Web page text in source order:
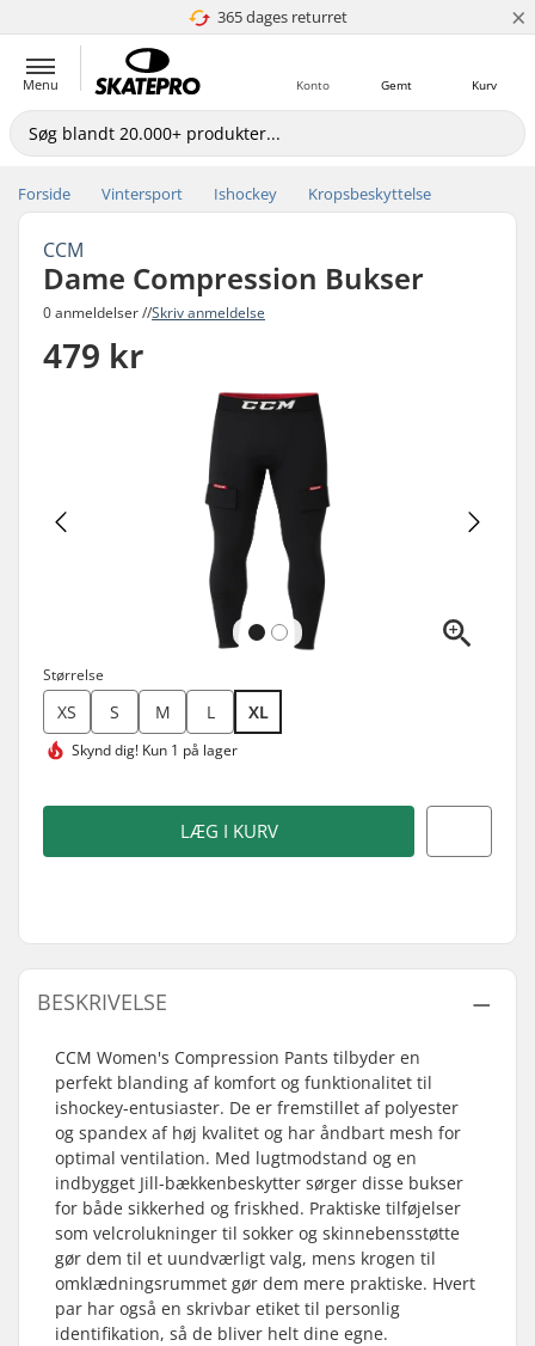
365 dages returret
4.8 ud af 5 ×
Menu Kurv
Gemt
Konto
Forside Vintersport Ishockey Kropsbeskyttelse
CCM
Dame Compression Bukser
0 anmeldelser //Skriv anmeldelse
479 kr
Størrelse
XS S M L XL
Skynd dig! Kun 1 på lager
LÆG I KURV
BESKRIVELSE
CCM Women's Compression Pants tilbyder en
perfekt blanding af komfort og funktionalitet til
ishockey-entusiaster. De er fremstillet af polyester
og spandex af høj kvalitet og har åndbart mesh for
optimal ventilation. Med lugtmodstand og en
indbygget Jill-bækkenbeskytter sørger disse bukser
for både sikkerhed og friskhed. Praktiske tilføjelser
som velcrolukninger til sokker og skinnebensstøtte
gør dem til et uundværligt valg, mens krogen til
omklædningsrummet gør dem mere praktiske. Hvert
par har også en skrivbar etiket til personlig
identifikation, så de bliver helt dine egne.